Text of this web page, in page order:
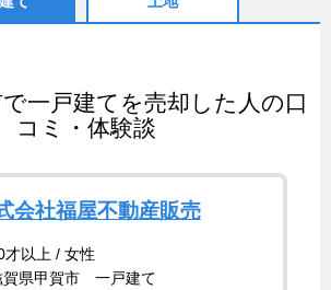
一戸建てを売却した人の口
コミ・体験談
会社福屋不動産販売
才以上 / 女性
賀県甲賀市 一戸建て